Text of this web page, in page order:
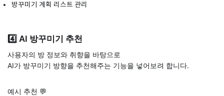
방꾸미기 계획 리스트 관리
4️⃣ AI 방꾸미기 추천
사용자의 방 정보와 취향을 바탕으로
AI가 방꾸미기 방향을 추천해주는 기능을 넣어보려 합니다.
예시 추천 💬